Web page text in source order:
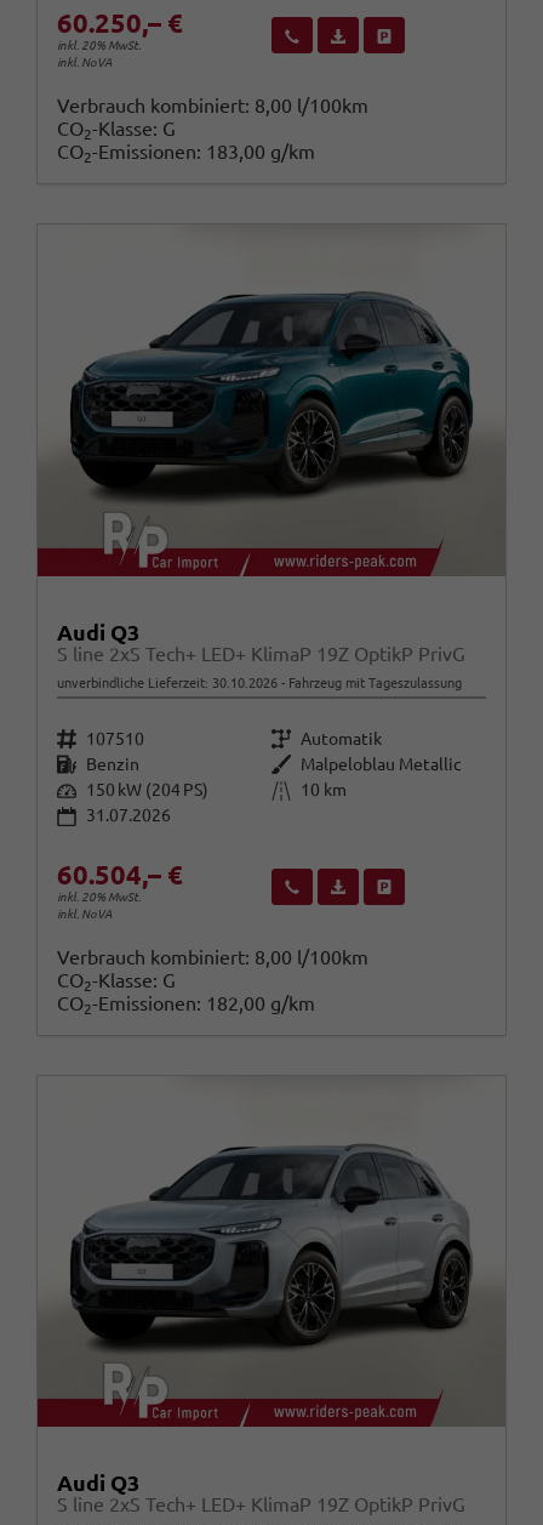
60.250,– €
inkl. 20% MwSt.
inkl. NoVA
Wir rufen Sie anFahrzeugexposé (PDF)
Verbrauch kombiniert: 8,00 l/100km
CO2-Klasse: G
CO2-Emissionen: 183,00 g/km
Audi Q3
S line 2xS Tech+ LED+ KlimaP 19Z OptikP PrivG
unverbindliche Lieferzeit: 30.10.2026 Fahrzeug mit Tageszulassung
Fahrzeugnr. 107510 Getriebe Automatik
Kraftstoff Benzin Außenfarbe
Malpeloblau Metallic
Leistung 150 kW (204 PS) Kilometerstand
10 km
31.07.2026
60.504,– €
inkl. 20% MwSt.
inkl. NoVA
Wir rufen Sie anFahrzeugexposé (PDF)
Verbrauch kombiniert: 8,00 l/100km
CO2-Klasse: G
CO2-Emissionen: 182,00 g/km
Audi Q3
S line 2xS Tech+ LED+ KlimaP 19Z OptikP PrivG